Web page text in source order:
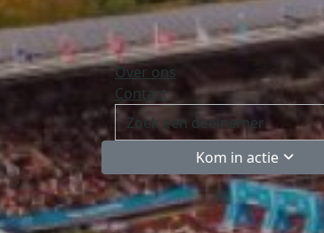
Over ons
Contact
Kom in actie